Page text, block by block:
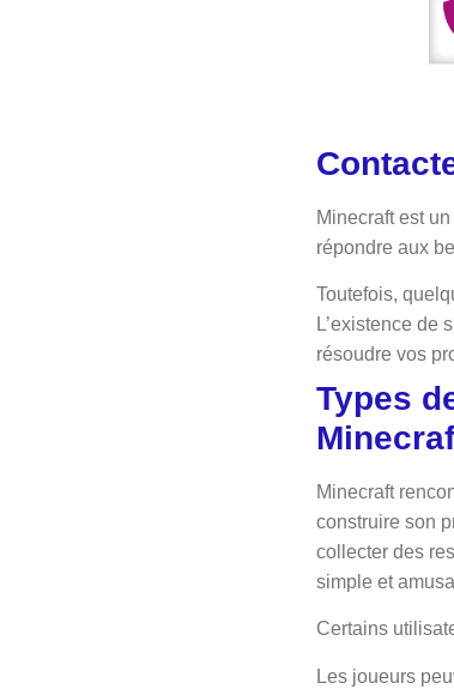
Minecraft est
répondre aux
Toutefois,
L’existence de
résoudre vos
Types
Minecraft
construire son
collecter des
simple et
Certains
Les joueurs